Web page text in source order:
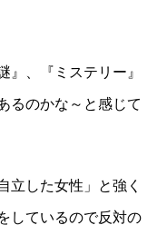
、『ミステリー』
るのかな～と感じて
した女性」と強く
しているので反対の